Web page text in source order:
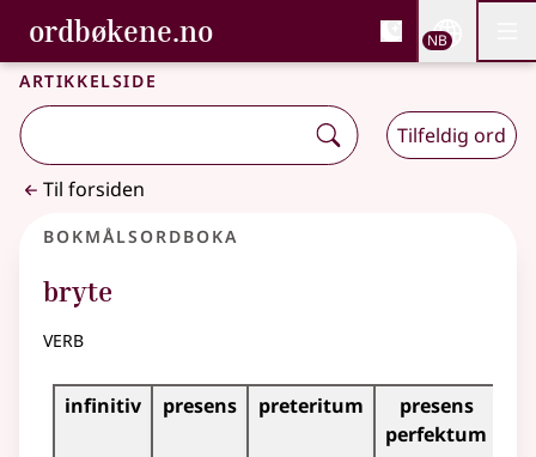
Gå til hovedinnhold
Tilgjengelighet
ordbøkene.no, Bokmålsordboka og
Bokmålsordboka og Nynorskordboka
NB
Artikkelside
Tilfeldig ord
Til forsiden
Bokmålsordboka
bryte
verb
Bøyingstabell for dette verbet
infinitiv presens preteritum
presens
perfektum